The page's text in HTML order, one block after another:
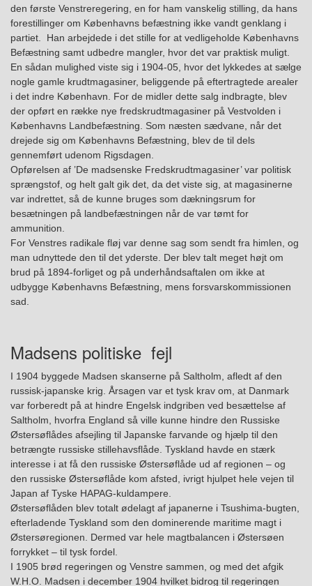
den første Venstreregering, en for ham vanskelig stilling, da hans
forestillinger om Københavns befæstning ikke vandt genklang i
partiet. Han arbejdede i det stille for at vedligeholde Københavns
Befæstning samt udbedre mangler, hvor det var praktisk muligt.
En sådan mulighed viste sig i 1904-05, hvor det lykkedes at sælge
nogle gamle krudtmagasiner, beliggende på eftertragtede arealer
i det indre København. For de midler dette salg indbragte, blev
der opført en række nye fredskrudtmagasiner på Vestvolden i
Københavns Landbefæstning. Som næsten sædvane, når det
drejede sig om Københavns Befæstning, blev de til dels
gennemført udenom Rigsdagen.
Opførelsen af ’De madsenske Fredskrudtmagasiner’ var politisk
sprængstof, og helt galt gik det, da det viste sig, at magasinerne
var indrettet, så de kunne bruges som dækningsrum for
besætningen på landbefæstningen når de var tømt for
ammunition.
For Venstres radikale fløj var denne sag som sendt fra himlen , og
man udnyttede den til det yderste. Der blev talt meget højt om
brud på 1894-forliget og på underhåndsaftalen om ikke at
udbygge Københavns Befæstning, mens forsvarskommissionen
sad.
Madsens politiske fejl
I 1904 byggede Madsen skanserne på Saltholm, afledt af den
russisk-japanske krig. Årsagen var et tysk krav om, at Danmark
var forberedt på at hindre Engelsk indgriben ved besættelse af
Saltholm, hvorfra England så ville kunne hindre den Russiske
Østersøflådes afsejling til Japanske farvande og hjælp til den
betrængte russiske stillehavsflåde. Tyskland havde en stærk
interesse i at få den russiske Østersøflåde ud af regionen – og
den russiske Østersøflåde kom afsted, ivrigt hjulpet hele vejen til
Japan af Tyske HAPAG-kuldampere.
Østersøflåden blev totalt ødelagt af japanerne i Tsushima-bugten,
efterladende Tyskland som den dominerende maritime magt i
Østersøregionen. Dermed var hele magtbalancen i Østersøen
forrykket – til tysk fordel.
I 1905 brød regeringen og Venstre sammen, og med det afgik
W.H.O. Madsen i december 1904 hvilket bidrog til regeringen